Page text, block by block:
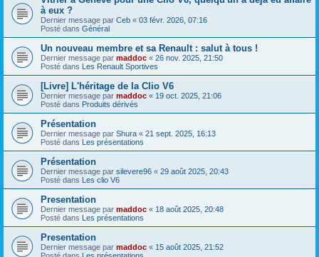
à eux ?
Dernier message par Ceb « 03 févr. 2026, 07:16
Posté dans Général
Un nouveau membre et sa Renault : salut à tous !
Dernier message par maddoc « 26 nov. 2025, 21:50
Posté dans Les Renault Sportives
[Livre] L'héritage de la Clio V6
Dernier message par maddoc « 19 oct. 2025, 21:06
Posté dans Produits dérivés
Présentation
Dernier message par Shura « 21 sept. 2025, 16:13
Posté dans Les présentations
Présentation
Dernier message par silevere96 « 29 août 2025, 20:43
Posté dans Les clio V6
Presentation
Dernier message par maddoc « 18 août 2025, 20:48
Posté dans Les présentations
Presentation
Dernier message par maddoc « 15 août 2025, 21:52